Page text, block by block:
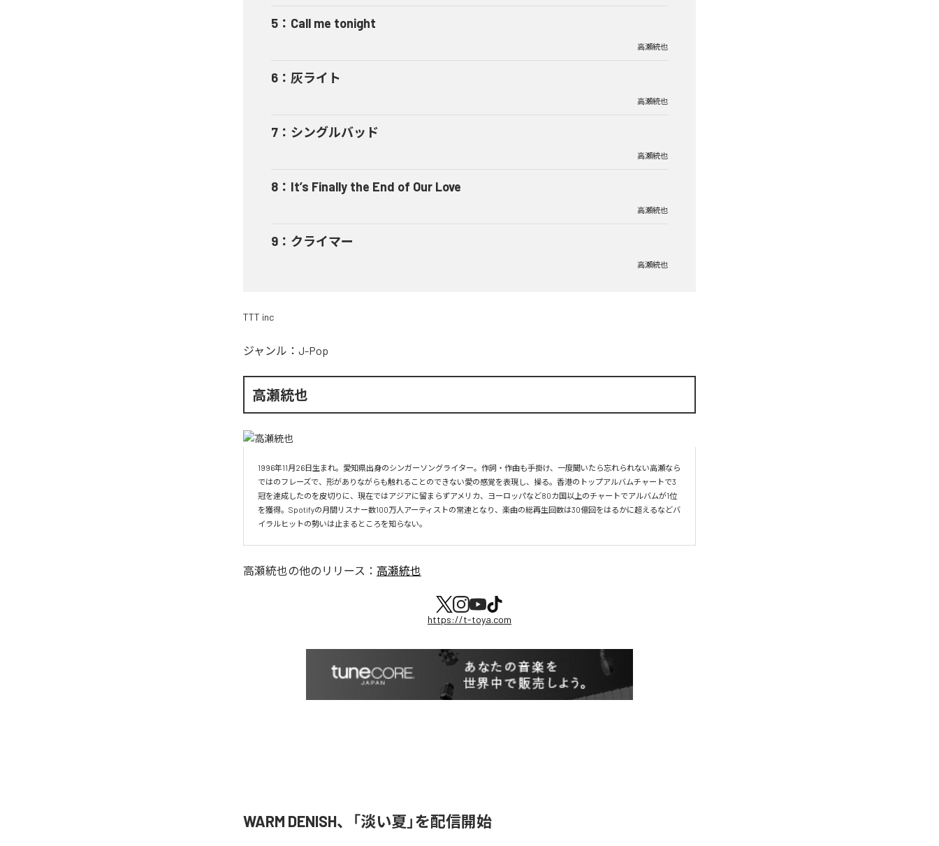
5 ： Call me tonight
高瀬統也
6 ： 灰ライト
高瀬統也
7 ： シングルバッド
高瀬統也
8 ： It’s Finally the End of Our Love
高瀬統也
9 ： クライマー
高瀬統也
TTT inc
ジャンル： J-Pop
高瀬統也
1996年11月26日生まれ。愛知県出身のシンガーソングライター。作詞・作曲も手掛け、一度聞いたら忘れられない高瀬なら
ではのフレーズで、形がありながらも触れることのできない愛の感覚を表現し、操る。香港のトップアルバムチャートで3
冠を達成したのを皮切りに、現在ではアジアに留まらずアメリカ、ヨーロッパなど80カ国以上のチャートでアルバムが1位
を獲得。Spotifyの月間リスナー数100万人アーティストの常連となり、楽曲の総再生回数は30億回をはるかに超えるなどバ
イラルヒットの勢いは止まるところを知らない。
高瀬統也の他のリリース： 高瀬統也
https://t-toya.com
WARM DENISH、「淡い夏」を配信開始